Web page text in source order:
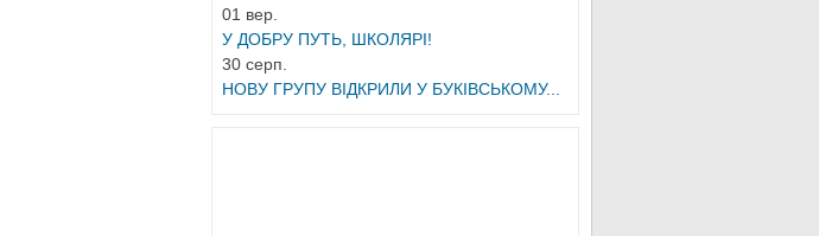
01 вер.
У ДОБРУ ПУТЬ, ШКОЛЯРІ!
30 серп.
НОВУ ГРУПУ ВІДКРИЛИ У БУКІВСЬКОМУ...